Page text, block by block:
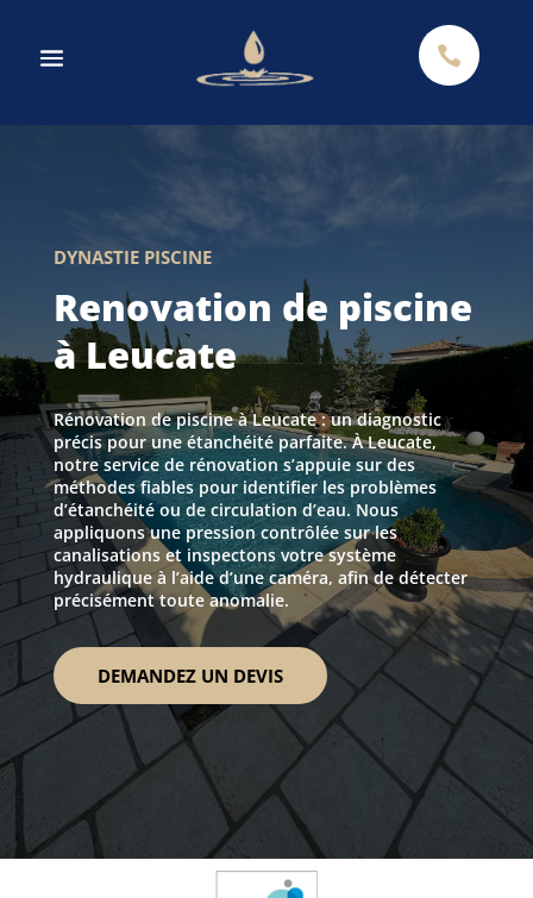

DYNASTIE PISCINE
Renovation de piscine
à Leucate
Rénovation de piscine à Leucate : un diagnostic
précis pour une étanchéité parfaite. À Leucate,
notre service de rénovation s’appuie sur des
méthodes fiables pour identifier les problèmes
d’étanchéité ou de circulation d’eau. Nous
appliquons une pression contrôlée sur les
canalisations et inspectons votre système
hydraulique à l’aide d’une caméra, afin de détecter
précisément toute anomalie.
DEMANDEZ UN DEVIS